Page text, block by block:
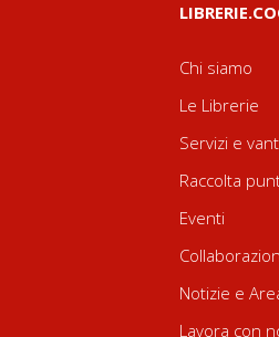
Chi siamo
Le Librerie
Servizi e
Raccolta
Eventi
Notizie e
Lavora con